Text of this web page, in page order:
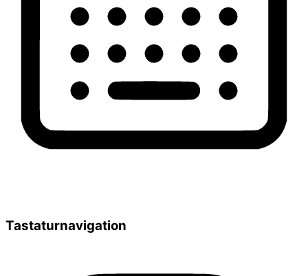
Tastaturnavigation